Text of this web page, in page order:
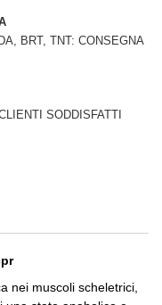
BRT, TNT: CONSEGNA
SODDISFATTI
nei muscoli scheletrici,